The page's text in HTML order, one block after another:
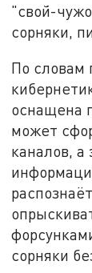
"свой-
сорняки,
По словам
оснащена
может
каналов,
сорняки